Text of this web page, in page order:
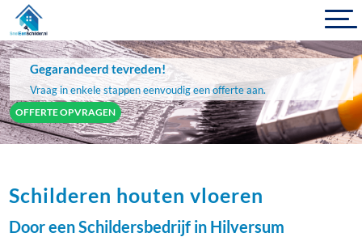
Gegarandeerd tevreden!
Vraag in enkele stappen eenvoudig een offerte aan.
OFFERTE OPVRAGEN
Schilderen houten vloeren
Door een Schildersbedrijf in Hilversum